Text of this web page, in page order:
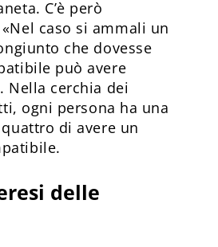
C’è però
«Nel caso si ammali un
che dovesse
può avere
Nella cerchia dei
ogni persona ha una
di avere un
delle